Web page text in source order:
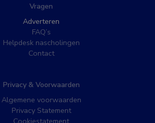
Vragen
Adverteren
FAQ’s
Helpdesk nascholingen
Contact
Privacy & Voorwaarden
Algemene voorwaarden
Privacy Statement